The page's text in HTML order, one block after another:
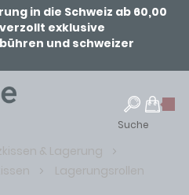
in die Schweiz ab 60,00
exklusive
und schweizer
Suche
& Lagerung
Lagerungsrollen